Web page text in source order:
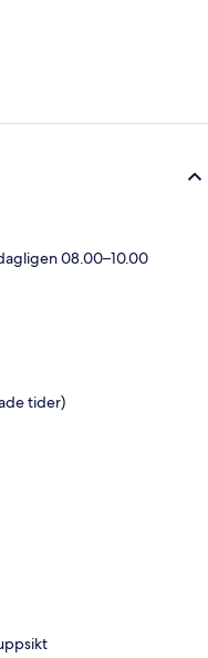
08.00–10.00
tider)